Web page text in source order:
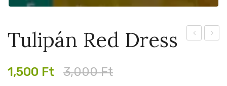
Tulipán Red Dress
3,000Ft
Original
1,500 Ft
Current